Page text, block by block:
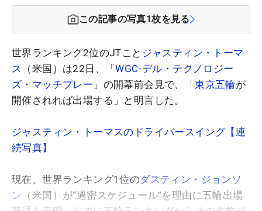
この記事の写真1枚を見る
世界ランキング2位のJTこと ジャスティン・トーマ
ス
（米国）は22日、「WGC-デル・テクノロジー
ズ・マッチプレー 」の開幕前会見で、「東京五輪が
開催されれば出場する」と明言した。
ジャスティン・トーマスのドライバースイング【連
続写真】
現在、世界ランキング1位のダスティン・ジョンソ
ン （米国）が“過密スケジュール”を理由に五輪出場